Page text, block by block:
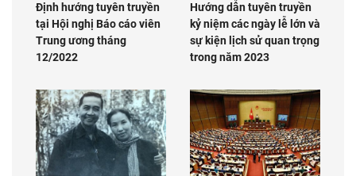
Định hướng tuyên truyền
tại Hội nghị Báo cáo viên
Trung ương tháng
12/2022
Hướng dẫn tuyên truyền
kỷ niệm các ngày lễ lớn và
sự kiện lịch sử quan trọng
trong năm 2023